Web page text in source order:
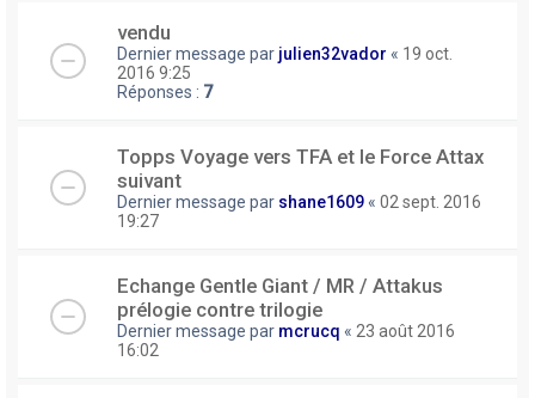
vendu
Dernier message par julien32vador « 19 oct.
2016 9:25
Réponses : 7
Topps Voyage vers TFA et le Force Attax
suivant
Dernier message par shane1609 « 02 sept. 2016
19:27
Echange Gentle Giant / MR / Attakus
prélogie contre trilogie
Dernier message par mcrucq « 23 août 2016
16:02